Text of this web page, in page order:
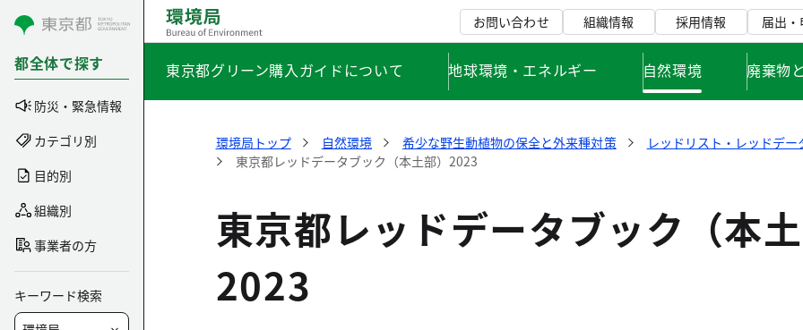
コンテンツにスキップ
都全体で探す
防災・緊急情報
カテゴリ別
目的別
組織別
事業者の方
キーワード検索
お問い合わせ 組織情報 採用情報 届出
東京都グリーン購入ガイドについて 地球環境・エネルギー 自然環境 廃棄物
環境局トップ 自然環境 希少な野生動植物の保全と外来種対策
レッドリスト・レッドデ
東京都レッドデータブック（本土部）2023
東京都レッドデータブック（本土
2023